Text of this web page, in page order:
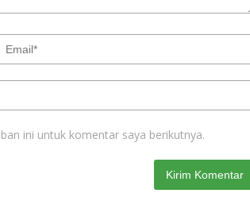
ini untuk komentar saya berikutnya.